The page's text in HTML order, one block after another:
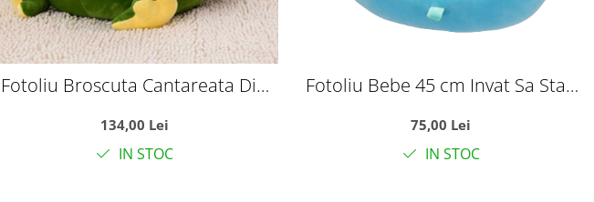
Fotoliu Broscuta Cantareata Din
134,00 Lei
IN STOC
Fotoliu Bebe 45 cm Invat Sa Stau
75,00 Lei
IN STOC